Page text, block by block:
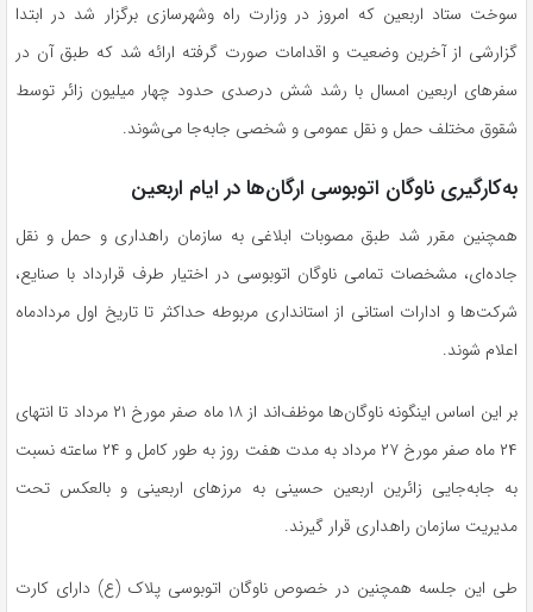
سوخت ستاد اربعین که امروز در وزارت راه وشهرسازی برگزار شد در ابتدا
گزارشی از آخرین وضعیت و اقدامات صورت گرفته ارائه شد که طبق آن در
سفر‌های اربعین امسال با رشد شش درصدی حدود چهار میلیون زائر توسط
شقوق مختلف حمل و نقل عمومی و شخصی جابه‌جا می‌شوند.
به‌کارگیری ناوگان اتوبوسی ارگان‌ها در ایام اربعین
همچنین مقرر شد طبق مصوبات ابلاغی به سازمان راهداری و حمل و نقل
جاده‌ای، مشخصات تمامی ناوگان اتوبوسی در اختیار طرف قرارداد با صنایع،
شرکت‌ها و ادارات استانی از استانداری مربوطه حداکثر تا تاریخ اول مردادماه
اعلام شوند.
بر این اساس اینگونه ناوگان‌ها موظف‌اند از ۱۸ ماه صفر مورخ ۲۱ مرداد تا انتهای
۲۴ ماه صفر مورخ ۲۷ مرداد به مدت هفت روز به طور کامل و ۲۴ ساعته نسبت
به جابه‌جایی زائرین اربعین حسینی به مرز‌های اربعینی و بالعکس تحت
مدیریت سازمان راهداری قرار گیرند.
طی این جلسه همچنین در خصوص ناوگان اتوبوسی پلاک (ع) دارای کارت